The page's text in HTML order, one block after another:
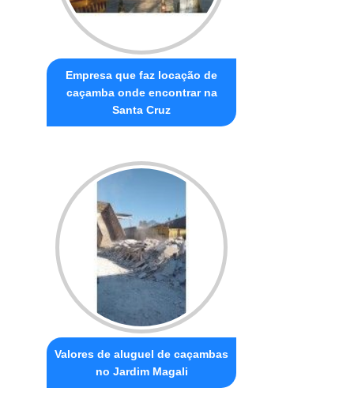
Empresa que faz locação de
caçamba onde encontrar na
Santa Cruz
Valores de aluguel de caçambas
no Jardim Magali